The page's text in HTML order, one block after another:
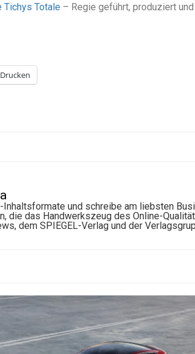
Tichys Totale – Regie geführt, produziert
Drucken
und schreibe am liebsten
die das Handwerkszeug des Online-
dem SPIEGEL-Verlag und der